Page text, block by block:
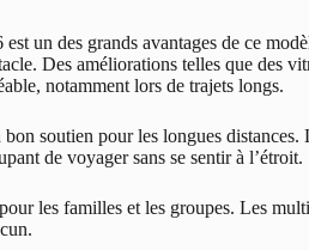
un des grands avantages de ce
Des améliorations telles que des
notamment lors de trajets longs.
soutien pour les longues distances.
de voyager sans se sentir à l’étroit.
les familles et les groupes. Les